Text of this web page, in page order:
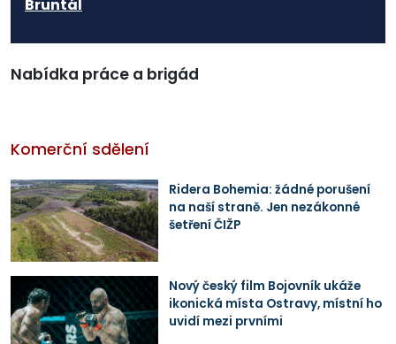
Bruntál
Nabídka práce a brigád
Komerční sdělení
Ridera Bohemia: žádné porušení
na naší straně. Jen nezákonné
šetření ČIŽP
Nový český film Bojovník ukáže
ikonická místa Ostravy, místní ho
uvidí mezi prvními